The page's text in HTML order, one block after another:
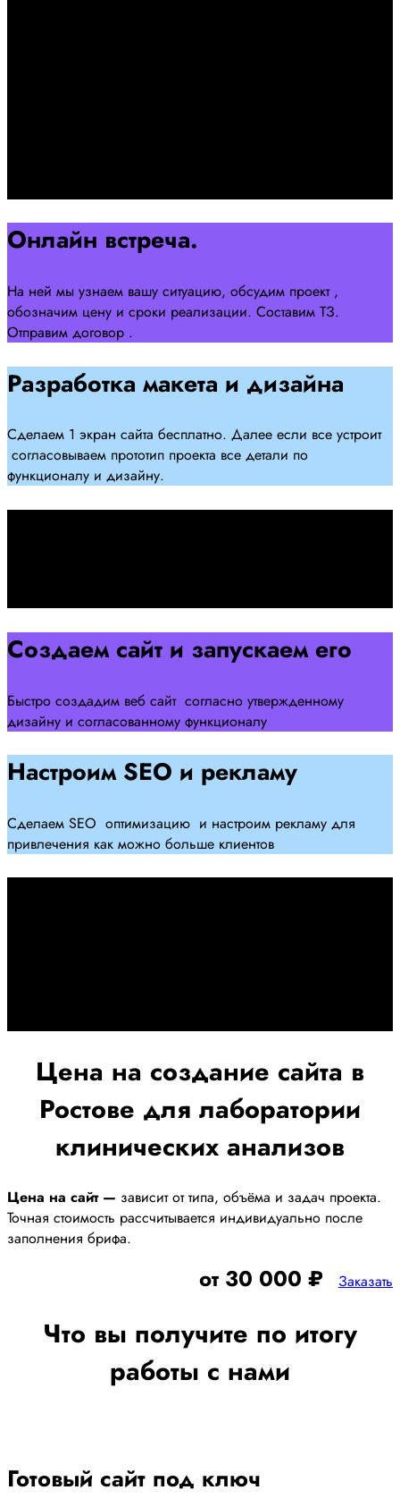
Онлайн встреча.
На ней мы узнаем вашу ситуацию, обсудим проект ,
обозначим цену и сроки реализации. Составим ТЗ.
Отправим договор .
Разработка макета и дизайна
Сделаем 1 экран сайта бесплатно. Далее если все устроит
согласовываем прототип проекта все детали по
функционалу и дизайну.
Создаем сайт и запускаем его
Быстро создадим веб сайт согласно утвержденному
дизайну и согласованному функционалу
Настроим SEO и рекламу
Сделаем SEO оптимизацию и настроим рекламу для
привлечения как можно больше клиентов
Цена на создание сайта в
Ростове для лаборатории
клинических анализов
Цена на сайт — зависит от типа, объёма и задач проекта.
Точная стоимость рассчитывается индивидуально после
заполнения брифа.
от 30 000 ₽ Заказать
Что вы получите по итогу
работы с нами
Готовый сайт под ключ